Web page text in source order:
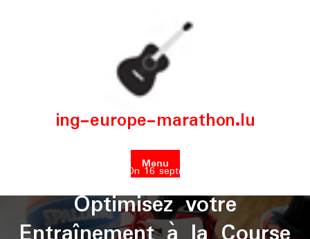
ing-europe-marathon.lu
Menu
Posted On 16 septembre 2024
Optimisez votre